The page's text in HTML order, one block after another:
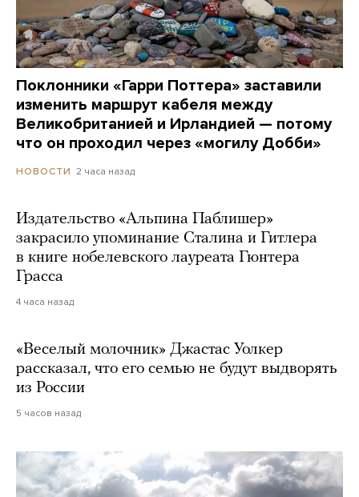
Поклонники «Гарри Поттера» заставили
изменить маршрут кабеля между
Великобританией и Ирландией — потому
что он проходил через «могилу Добби»
НОВОСТИ 2 часа назад
Издательство «Альпина Паблишер»
закрасило упоминание Сталина и Гитлера
в книге нобелевского лауреата Гюнтера
Грасса
4 часа назад
«Веселый молочник» Джастас Уолкер
рассказал, что его семью не будут выдворять
из России
5 часов назад